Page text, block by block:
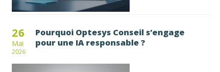
26
Mai
2026
Pourquoi Optesys Conseil s’engage
pour une IA responsable ?